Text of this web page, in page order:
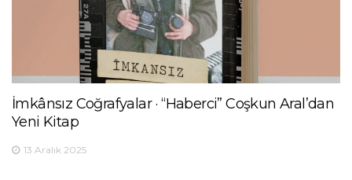
İmkânsız Coğrafyalar · “Haberci” Coşkun Aral’dan
Yeni Kitap
13 Aralık 2025